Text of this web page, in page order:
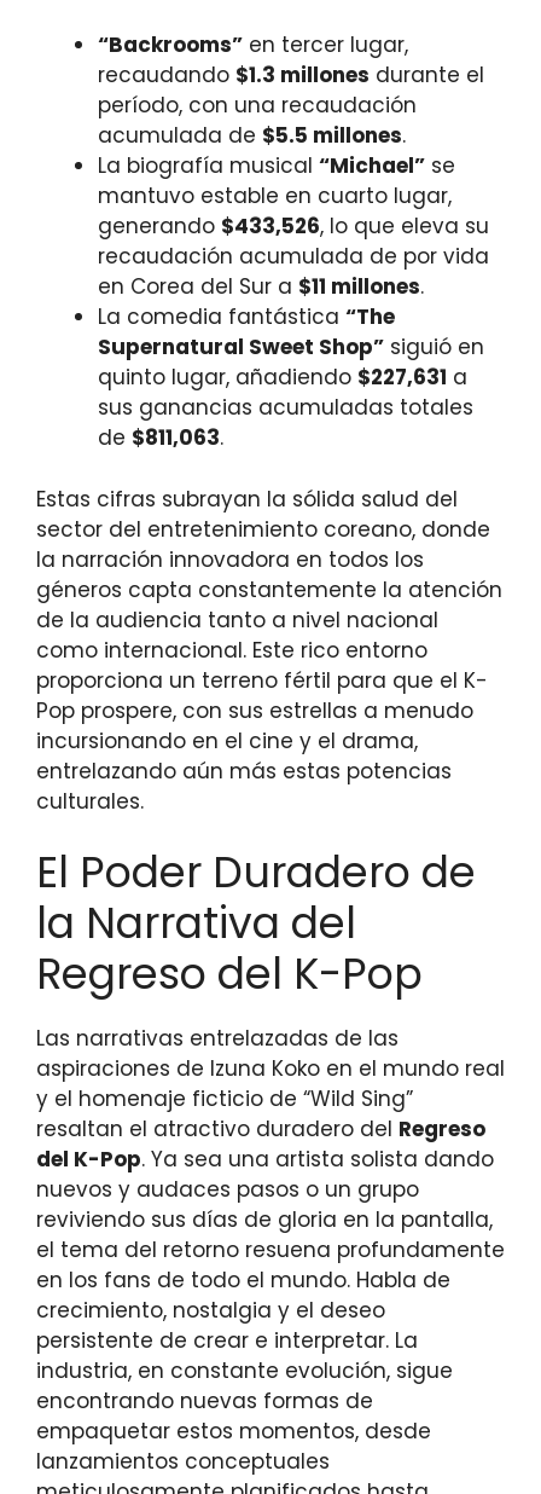
“Backrooms” en tercer lugar,
recaudando $1.3 millones durante el
período, con una recaudación
acumulada de $5.5 millones.
La biografía musical “Michael” se
mantuvo estable en cuarto lugar,
generando $433,526, lo que eleva su
recaudación acumulada de por vida
en Corea del Sur a $11 millones.
La comedia fantástica “The
Supernatural Sweet Shop” siguió en
quinto lugar, añadiendo $227,631 a
sus ganancias acumuladas totales
de $811,063.
Estas cifras subrayan la sólida salud del
sector del entretenimiento coreano, donde
la narración innovadora en todos los
géneros capta constantemente la atención
de la audiencia tanto a nivel nacional
como internacional. Este rico entorno
proporciona un terreno fértil para que el K-
Pop prospere, con sus estrellas a menudo
incursionando en el cine y el drama,
entrelazando aún más estas potencias
culturales.
El Poder Duradero de
la Narrativa del
Regreso del K-Pop
Las narrativas entrelazadas de las
aspiraciones de Izuna Koko en el mundo real
y el homenaje ficticio de “Wild Sing”
resaltan el atractivo duradero del Regreso
del K-Pop. Ya sea una artista solista dando
nuevos y audaces pasos o un grupo
reviviendo sus días de gloria en la pantalla,
el tema del retorno resuena profundamente
en los fans de todo el mundo. Habla de
crecimiento, nostalgia y el deseo
persistente de crear e interpretar. La
industria, en constante evolución, sigue
encontrando nuevas formas de
empaquetar estos momentos, desde
lanzamientos conceptuales